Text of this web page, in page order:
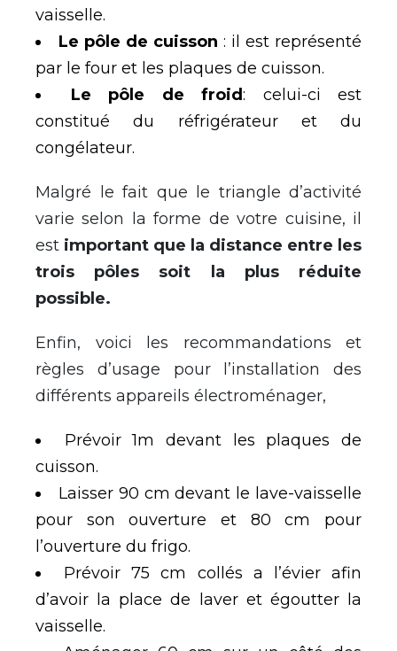
vaisselle.
Le pôle de cuisson : il est représenté
par le four et les plaques de cuisson.
Le pôle de froid: celui-ci est
constitué du réfrigérateur et du
congélateur.
Malgré le fait que le triangle d’activité
varie selon la forme de votre cuisine, il
est important que la distance entre les
trois pôles soit la plus réduite
possible.
Enfin, voici les recommandations et
règles d’usage pour l’installation des
différents appareils électroménager,
Prévoir 1m devant les plaques de
cuisson.
Laisser 90 cm devant le lave-vaisselle
pour son ouverture et 80 cm pour
l’ouverture du frigo.
Prévoir 75 cm collés a l’évier afin
d’avoir la place de laver et égoutter la
vaisselle.